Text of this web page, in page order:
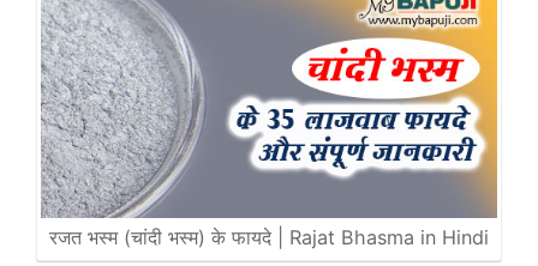
रजत भस्म (चांदी भस्म) के फायदे | Rajat Bhasma in Hindi